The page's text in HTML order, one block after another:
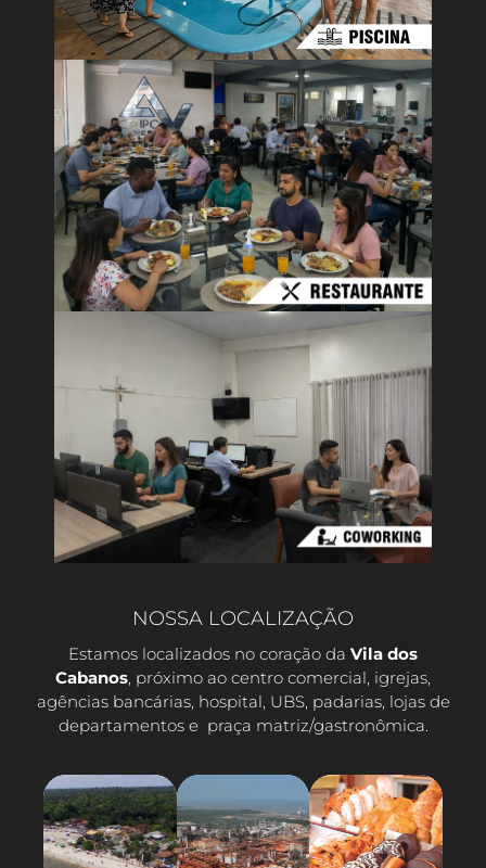
NOSSA LOCALIZAÇÃO
Estamos localizados no coração da Vila dos
Cabanos, próximo ao centro comercial, igrejas,
agências bancárias, hospital, UBS, padarias, lojas de
departamentos e praça matriz/gastronômica.